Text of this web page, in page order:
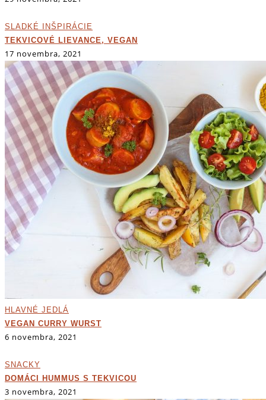
SLADKÉ INŠPIRÁCIE
TEKVICOVÉ LIEVANCE, VEGAN
17 novembra, 2021
HLAVNÉ JEDLÁ
VEGAN CURRY WURST
6 novembra, 2021
SNACKY
DOMÁCI HUMMUS S TEKVICOU
3 novembra, 2021